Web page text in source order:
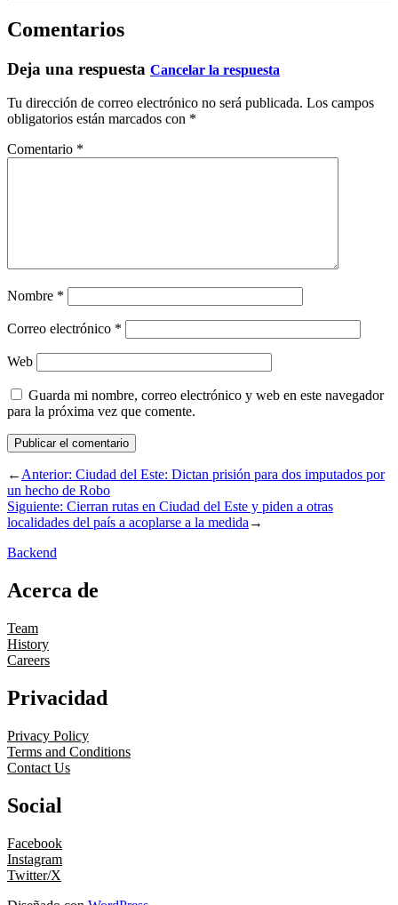
Comentarios
Deja una respuesta Cancelar la respuesta
Tu dirección de correo electrónico no será publicada. Los campos
obligatorios están marcados con *
Comentario *
Nombre *
Correo electrónico *
Web
Guarda mi nombre, correo electrónico y web en este navegador
para la próxima vez que comente.
←Anterior: Ciudad del Este: Dictan prisión para dos imputados por
un hecho de Robo
Siguiente: Cierran rutas en Ciudad del Este y piden a otras
localidades del país a acoplarse a la medida→
Backend
Acerca de
Team
History
Careers
Privacidad
Privacy Policy
Terms and Conditions
Contact Us
Social
Facebook
Instagram
Twitter/X